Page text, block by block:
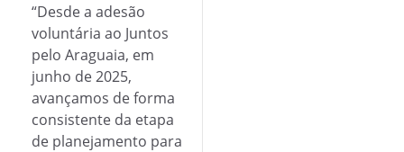
“Desde a adesão
voluntária ao Juntos
pelo Araguaia, em
junho de 2025,
avançamos de forma
consistente da etapa
de planejamento para